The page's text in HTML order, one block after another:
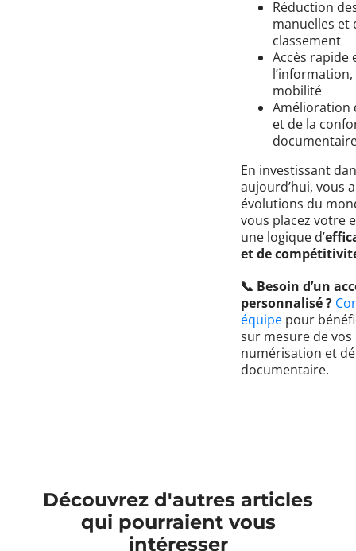
Réduction
manuelles et
classement
Accès rapide
mobilité
Amélioration
et de la
En investissant
aujourd’hui, vous
évolutions du
vous placez votre
une logique d’
et de
📞 Besoin d’un
personnalisé ?
équipe pour
sur mesure de vos
numérisation et
documentaire.
Découvrez d'autres articles
qui pourraient vous
intéresser